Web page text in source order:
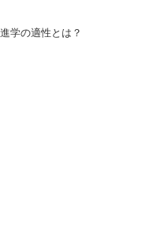
学の適性とは？